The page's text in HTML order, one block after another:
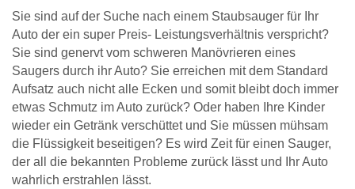
Sie sind auf der Suche nach einem Staubsauger für Ihr
Auto der ein super Preis- Leistungsverhältnis verspricht?
Sie sind genervt vom schweren Manövrieren eines
Saugers durch ihr Auto? Sie erreichen mit dem Standard
Aufsatz auch nicht alle Ecken und somit bleibt doch immer
etwas Schmutz im Auto zurück? Oder haben Ihre Kinder
wieder ein Getränk verschüttet und Sie müssen mühsam
die Flüssigkeit beseitigen? Es wird Zeit für einen Sauger,
der all die bekannten Probleme zurück lässt und Ihr Auto
wahrlich erstrahlen lässt.